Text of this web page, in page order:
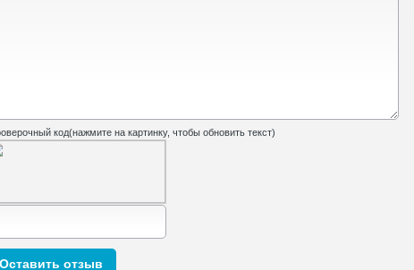
код(нажмите на картинку, чтобы обновить текст)